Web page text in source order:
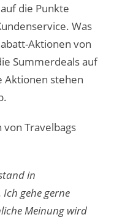
die Punkte
Was
Aktionen von
Summerdeals auf
Aktionen stehen
Travelbags
in
gehe gerne
Meinung wird